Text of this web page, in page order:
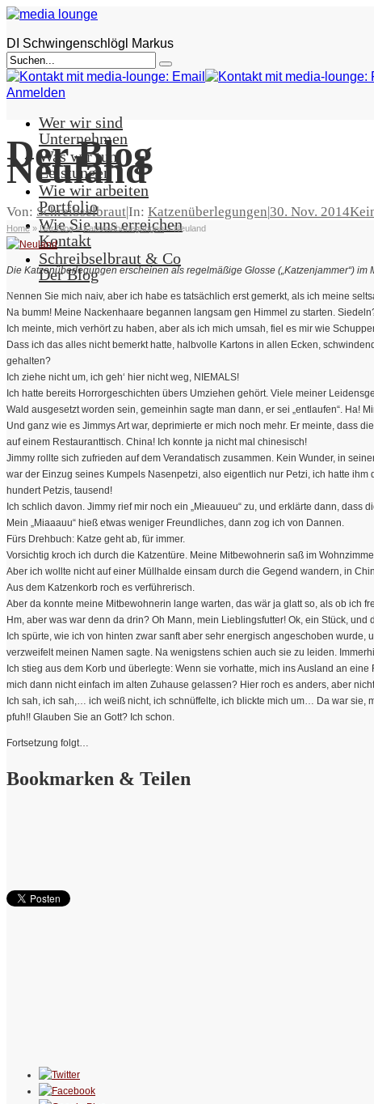
DI Schwingenschlögl Markus
Anmelden
Wer wir sind
Unternehmen
Was wir tun
Leistungen
Wie wir arbeiten
Portfolio
Wie Sie uns erreichen
Kontakt
Schreibselbraut & Co
Der Blog
Der Blog
Neuland
Von: SchreibselbrautIn: Katzenüberlegungen 30. Nov. 2014
Home » Der Blog » Katzenüberlegungen »Neuland
Die Katzenüberlegungen erscheinen als regelmäßige Glosse („Katzenjammer“)
Nennen Sie mich naiv, aber ich habe es tatsächlich erst gemerkt, als ich meine
Na bumm! Meine Nackenhaare begannen langsam gen Himmel zu starten.
Ich meinte, mich verhört zu haben, aber als ich mich umsah, fiel es mir wie
Dass ich das alles nicht bemerkt hatte, halbvolle Kartons in allen Ecken,
gehalten?
Ich ziehe nicht um, ich geh‘ hier nicht weg, NIEMALS!
Ich hatte bereits Horrorgeschichten übers Umziehen gehört. Viele meiner
Wald ausgesetzt worden sein, gemeinhin sagte man dann, er sei „entlaufen“. Ha!
Und ganz wie es Jimmys Art war, deprimierte er mich noch mehr. Er meinte, dass
auf einem Restauranttisch. China! Ich konnte ja nicht mal chinesisch!
Jimmy rollte sich zufrieden auf dem Verandatisch zusammen. Kein Wunder, in
war der Einzug seines Kumpels Nasenpetzi, also eigentlich nur Petzi, ich hatte
hundert Petzis, tausend!
Ich schlich davon. Jimmy rief mir noch ein „Mieauueu“ zu, und erklärte dann, dass
Mein „Miaaauu“ hieß etwas weniger Freundliches, dann zog ich von Dannen.
Fürs Drehbuch: Katze geht ab, für immer.
Vorsichtig kroch ich durch die Katzentüre. Meine Mitbewohnerin saß im
Aber ich wollte nicht auf einer Müllhalde einsam durch die Gegend wandern, in
Aus dem Katzenkorb roch es verführerisch.
Aber da konnte meine Mitbewohnerin lange warten, das wär ja glatt so, als ob ich
Hm, aber was war denn da drin? Oh Mann, mein Lieblingsfutter! Ok, ein Stück,
Ich spürte, wie ich von hinten zwar sanft aber sehr energisch angeschoben
verzweifelt meinen Namen sagte. Na wenigstens schien auch sie zu leiden.
Ich stieg aus dem Korb und überlegte: Wenn sie vorhatte, mich ins Ausland an
mich dann nicht einfach im alten Zuhause gelassen? Hier roch es anders, aber
Ich sah, ich sah,… ich weiß nicht, ich schnüffelte, ich blickte mich um… Da war sie,
pfuh!! Glauben Sie an Gott? Ich schon.
Fortsetzung folgt…
Bookmarken & Teilen